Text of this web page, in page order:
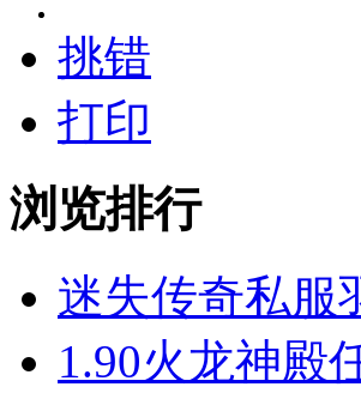
挑错
打印
浏览排行
迷失传奇私服
1.90火龙神殿